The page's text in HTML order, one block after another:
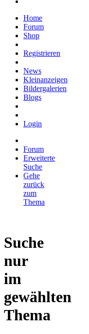
Home
Forum
Shop
Registrieren
News
Kleinanzeigen
Bildergalerien
Blogs
Login
Forum
Erweiterte
Suche
Gehe
zurück
zum
Thema
Suche
nur
im
gewählten
Thema